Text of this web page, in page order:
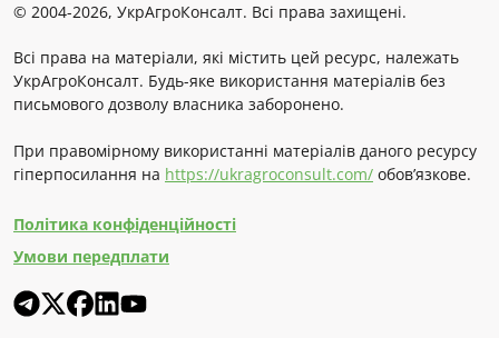
© 2004-2026, УкрАгроКонсалт. Всі права захищені.
Всі права на матеріали, які містить цей ресурс, належать
УкрАгроКонсалт. Будь-яке використання матеріалів без
письмового дозволу власника заборонено.
При правомірному використанні матеріалів даного ресурсу
гіперпосилання на https://ukragroconsult.com/ обов’язкове.
Політика конфіденційності
Умови передплати